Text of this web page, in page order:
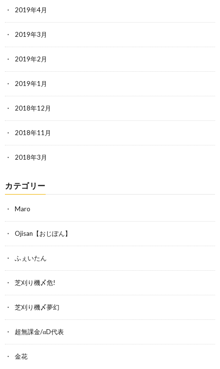
2019年4月
2019年3月
2019年2月
2019年1月
2018年12月
2018年11月
2018年3月
カテゴリー
Maro
Ojisan【おじぽん】
ふぇいたん
芝刈り機〆危!
芝刈り機〆夢幻
超無課金/αD代表
金花